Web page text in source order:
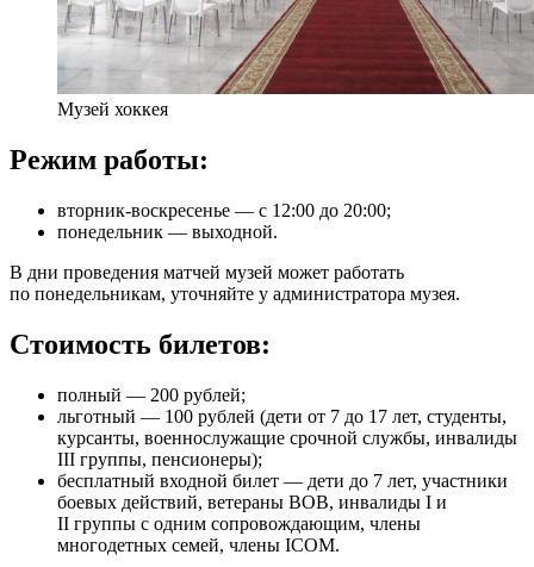
Музей хоккея
Режим работы:
вторник-воскресенье — с 12:00 до 20:00;
понедельник — выходной.
В дни проведения матчей музей может работать
по понедельникам, уточняйте у администратора музея.
Стоимость билетов:
полный — 200 рублей;
льготный — 100 рублей (дети от 7 до 17 лет, студенты,
курсанты, военнослужащие срочной службы, инвалиды
III группы, пенсионеры);
бесплатный входной билет — дети до 7 лет, участники
боевых действий, ветераны ВОВ, инвалиды I и
II группы с одним сопровождающим, члены
многодетных семей, члены ICOM.